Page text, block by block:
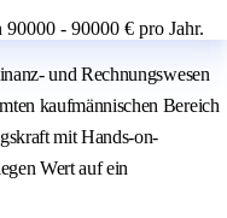
- 90000 € pro Jahr.
und Rechnungswesen
kaufmännischen Bereich
mit Hands-on-
Wert auf ein